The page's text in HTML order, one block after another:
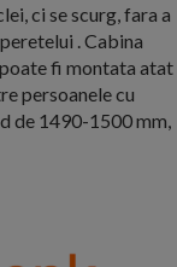
ci se scurg, fara a
. Cabina
fi montata atat
persoanele cu
de 1490-1500 mm,